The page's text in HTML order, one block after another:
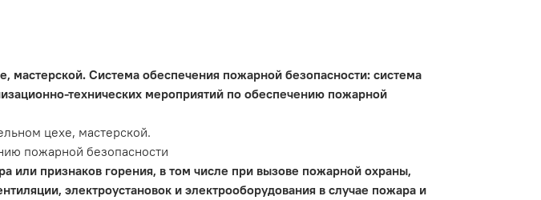
Система обеспечения пожарной безопасности: система
технических мероприятий по обеспечению пожарной
цехе, мастерской.
пожарной безопасности
или признаков горения, в том числе при вызове пожарной охраны,
электроустановок и электрооборудования в случае пожара и